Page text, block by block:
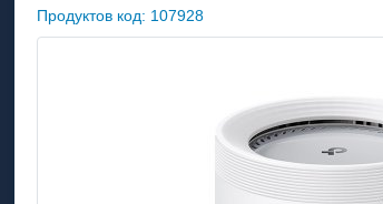
Продуктов код: 107928